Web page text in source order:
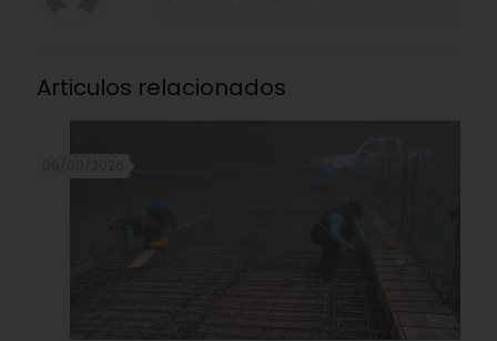
Articulos relacionados